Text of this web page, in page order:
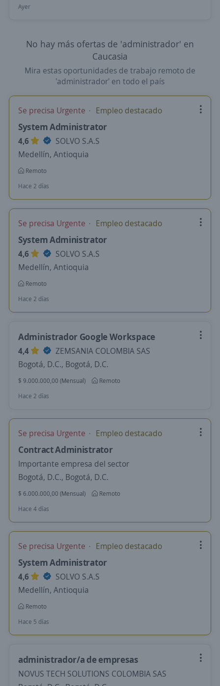
Ayer
No hay más ofertas de 'administrador' en
Caucasia
Mira estas oportunidades de trabajo remoto de
'administrador' en todo el país
Se precisa Urgente Empleo destacado
System Administrator
4,6
SOLVO S.A.S
Medellín, Antioquia
Remoto
Hace 2 días
Se precisa Urgente Empleo destacado
System Administrator
4,6
SOLVO S.A.S
Medellín, Antioquia
Remoto
Hace 2 días
Administrador Google Workspace
4,4
ZEMSANIA COLOMBIA SAS
Bogotá, D.C., Bogotá, D.C.
$ 9.000.000,00 (Mensual)
Remoto
Hace 2 días
Se precisa Urgente Empleo destacado
Contract Administrator
Importante empresa del sector
Bogotá, D.C., Bogotá, D.C.
$ 6.000.000,00 (Mensual)
Remoto
Hace 4 días
Se precisa Urgente Empleo destacado
System Administrator
4,6
SOLVO S.A.S
Medellín, Antioquia
Remoto
Hace 5 días
administrador/a de empresas
NOVUS TECH SOLUTIONS COLOMBIA SAS